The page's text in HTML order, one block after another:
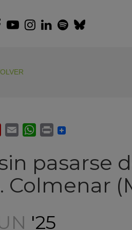
Facebook
Youtube
Instagram
LinkedIn
Spotify
Bluesky
pasarse
Colmenar
'25